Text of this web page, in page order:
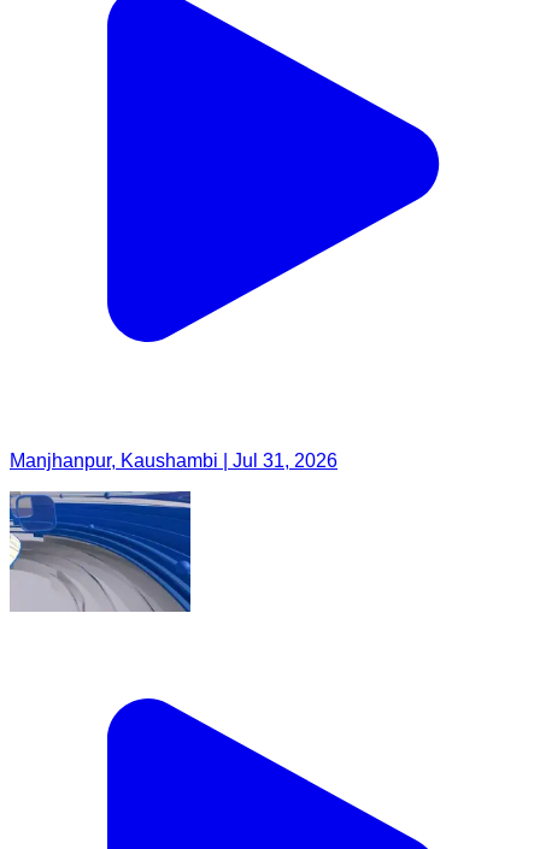
Manjhanpur, Kaushambi | Jul 31, 2026